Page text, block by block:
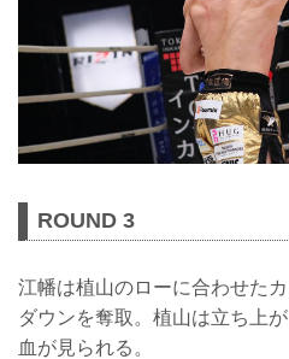
ROUND 3
江幡は植山のローに合わせた
ダウンを奪取。植山は立ち上
血が見られる。